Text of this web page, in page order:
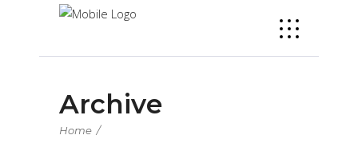
Archive
Home /